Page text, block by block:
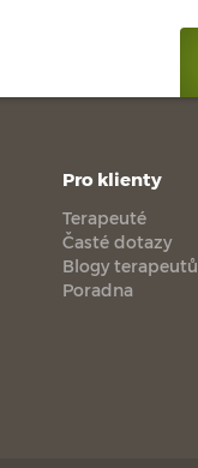
Pro klienty
Terapeuté
Časté dotazy
Blogy terapeutů
Poradna